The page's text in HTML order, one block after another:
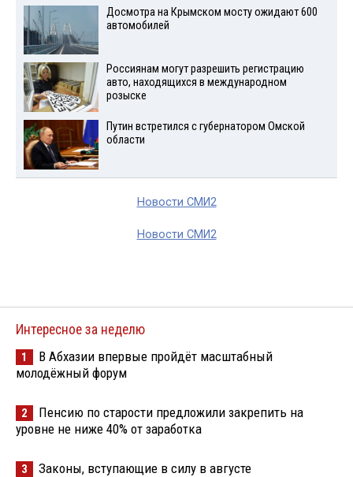
Досмотра на Крымском мосту ожидают 600
автомобилей
Россиянам могут разрешить регистрацию
авто, находящихся в международном
розыске
Путин встретился с губернатором Омской
области
Новости СМИ2
Новости СМИ2
Интересное за неделю
1
В Абхазии впервые пройдёт масштабный
молодёжный форум
2
Пенсию по старости предложили закрепить на
уровне не ниже 40% от заработка
3 Законы, вступающие в силу в августе